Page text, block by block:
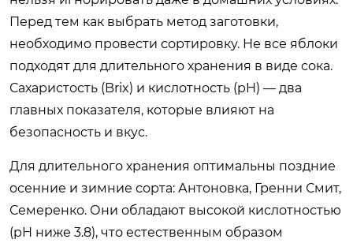
Перед тем как выбрать метод заготовки,
необходимо провести сортировку. Не все яблоки
подходят для длительного хранения в виде сока.
Сахаристость (Brix) и кислотность (pH) — два
главных показателя, которые влияют на
безопасность и вкус.
Для длительного хранения оптимальны поздние
осенние и зимние сорта: Антоновка, Гренни Смит,
Семеренко. Они обладают высокой кислотностью
(pH ниже 3.8), что естественным образом